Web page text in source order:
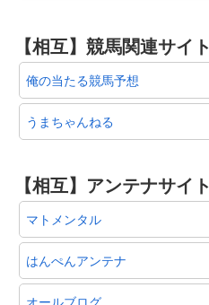
【相互】競馬関連サイト
俺の当たる競馬予想
うまちゃんねる
【相互】アンテナサイト
マトメンタル
はんぺんアンテナ